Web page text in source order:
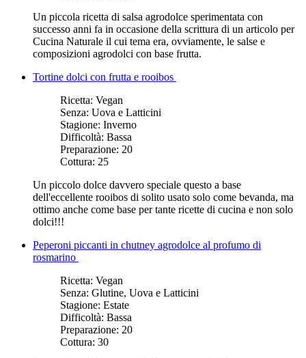
Un piccola ricetta di salsa agrodolce sperimentata con
successo anni fa in occasione della scrittura di un articolo per
Cucina Naturale il cui tema era, ovviamente, le salse e
composizioni agrodolci con base frutta.
Tortine dolci con frutta e rooibos
Ricetta: Vegan
Senza: Uova e Latticini
Stagione: Inverno
Difficoltà: Bassa
Preparazione: 20
Cottura: 25
Un piccolo dolce davvero speciale questo a base
dell'eccellente rooibos di solito usato solo come bevanda, ma
ottimo anche come base per tante ricette di cucina e non solo
dolci!!!
Peperoni piccanti in chutney agrodolce al profumo di
rosmarino
Ricetta: Vegan
Senza: Glutine, Uova e Latticini
Stagione: Estate
Difficoltà: Bassa
Preparazione: 20
Cottura: 30